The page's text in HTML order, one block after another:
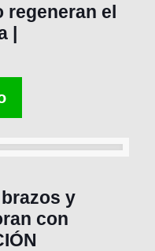
regeneran el
|
y
con